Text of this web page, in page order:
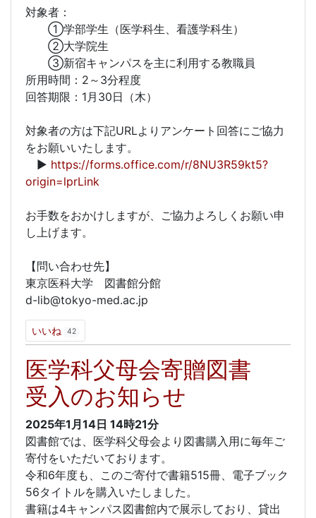
対象者：
①学部学生（医学科生、看護学科生）
②大学院生
③新宿キャンパスを主に利用する教職員
所用時間：2～3分程度
回答期限：1月30日（木）
対象者の方は下記URLよりアンケート回答にご協力
をお願いいたします。
▶ https://forms.office.com/r/8NU3R59kt5?
origin=lprLink
お手数をおかけしますが、ご協力よろしくお願い申
し上げます。
【問い合わせ先】
東京医科大学 図書館分館
d-lib@tokyo-med.ac.jp
いいね 42
医学科父母会寄贈図書
受入のお知らせ
2025年1月14日 14時21分
図書館では、医学科父母会より図書購入用に毎年ご
寄付をいただいております。
令和6年度も、このご寄付で書籍515冊、電子ブック
56タイトルを購入いたしました。
書籍は4キャンパス図書館内で展示しており、貸出